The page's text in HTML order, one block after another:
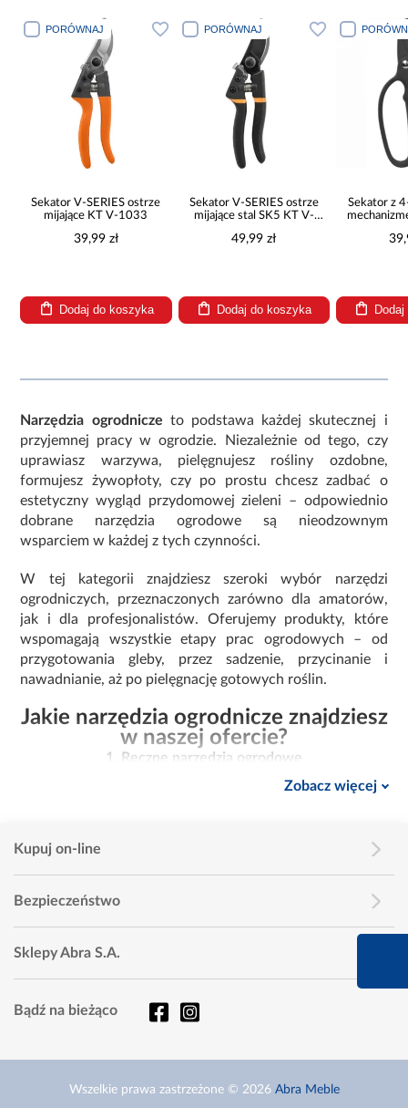
PORÓWNAJ
Sekator V-SERIES ostrze
mijające KT V-1033
39,99 zł
Dodaj do koszyka
PORÓWNAJ
Sekator V-SERIES ostrze
mijające stal SK5 KT V-
49,99 zł
Dodaj do koszyka
Sekator z
Narzędzia ogrodnicze to podstawa każdej skutecznej i
przyjemnej pracy w ogrodzie. Niezależnie od tego, czy
uprawiasz warzywa, pielęgnujesz rośliny ozdobne,
formujesz żywopłoty, czy po prostu chcesz zadbać o
estetyczny wygląd przydomowej zieleni – odpowiednio
dobrane narzędzia ogrodowe są nieodzownym
wsparciem w każdej z tych czynności.
W tej kategorii znajdziesz szeroki wybór narzędzi
ogrodniczych, przeznaczonych zarówno dla amatorów,
jak i dla profesjonalistów. Oferujemy produkty, które
wspomagają wszystkie etapy prac ogrodowych – od
przygotowania gleby, przez sadzenie, przycinanie i
nawadnianie, aż po pielęgnację gotowych roślin.
Jakie narzędzia ogrodnicze znajdziesz
w naszej ofercie?
1. Ręczne narzędzia ogrodowe
Do podstawowych i precyzyjnych prac w ogrodzie,
motyczki,
sadzarki i pikowniki.
2.Narzędzia do przycinania i cięcia roślin
żywopłotów i trawy:
Zobacz więcej
Kupuj on-line
Bezpieczeństwo
Sklepy Abra S.A.
Bądź na bieżąco
Wszelkie prawa zastrzeżone © 2026 Abra Meble